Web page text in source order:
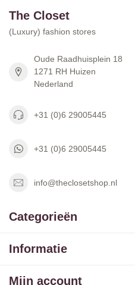
The Closet
(Luxury) fashion stores
Oude Raadhuisplein 18
1271 RH Huizen
Nederland
+31 (0)6 29005445
+31 (0)6 29005445
info@theclosetshop.nl
Categorieën
Informatie
Mijn account